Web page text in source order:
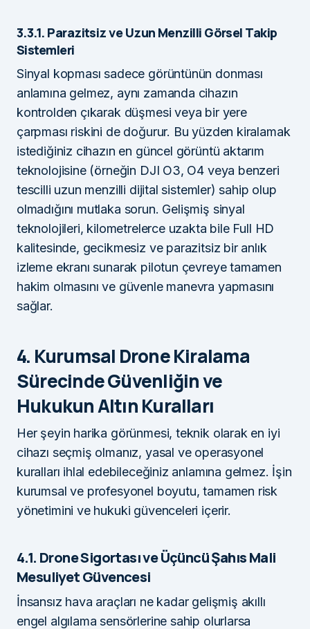
3.3.1. Parazitsiz ve Uzun Menzilli Görsel Takip
Sistemleri
Sinyal kopması sadece görüntünün donması
anlamına gelmez, aynı zamanda cihazın
kontrolden çıkarak düşmesi veya bir yere
çarpması riskini de doğurur. Bu yüzden kiralamak
istediğiniz cihazın en güncel görüntü aktarım
teknolojisine (örneğin DJI O3, O4 veya benzeri
tescilli uzun menzilli dijital sistemler) sahip olup
olmadığını mutlaka sorun. Gelişmiş sinyal
teknolojileri, kilometrelerce uzakta bile Full HD
kalitesinde, gecikmesiz ve parazitsiz bir anlık
izleme ekranı sunarak pilotun çevreye tamamen
hakim olmasını ve güvenle manevra yapmasını
sağlar.
4. Kurumsal Drone Kiralama
Sürecinde Güvenliğin ve
Hukukun Altın Kuralları
Her şeyin harika görünmesi, teknik olarak en iyi
cihazı seçmiş olmanız, yasal ve operasyonel
kuralları ihlal edebileceğiniz anlamına gelmez. İşin
kurumsal ve profesyonel boyutu, tamamen risk
yönetimini ve hukuki güvenceleri içerir.
4.1. Drone Sigortası ve Üçüncü Şahıs Mali
Mesuliyet Güvencesi
İnsansız hava araçları ne kadar gelişmiş akıllı
engel algılama sensörlerine sahip olurlarsa